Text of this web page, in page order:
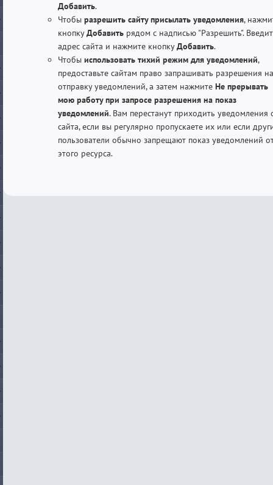
Добавить.
Чтобы разрешить сайту присылать уведомления,
кнопкуДобавить рядом с надписью "Разрешить".
адрес сайта и нажмите кнопкуДобавить.
Чтобы использовать тихий режим для уведомлений,
предоставьте сайтам право запрашивать разрешения на
отправку уведомлений, а затем нажмите Не прерывать
мою работу при запросе разрешения на показ
уведомлений. Вам перестанут приходить уведомления
сайта, если вы регулярно пропускаете их или если
пользователи обычно запрещают показ уведомлений
этого ресурса.